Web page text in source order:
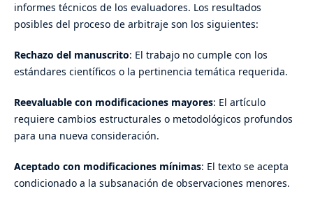
informes técnicos de los evaluadores. Los resultados
posibles del proceso de arbitraje son los siguientes:
Rechazo del manuscrito: El trabajo no cumple con los
estándares científicos o la pertinencia temática requerida.
Reevaluable con modificaciones mayores: El artículo
requiere cambios estructurales o metodológicos profundos
para una nueva consideración.
Aceptado con modificaciones mínimas: El texto se acepta
condicionado a la subsanación de observaciones menores.